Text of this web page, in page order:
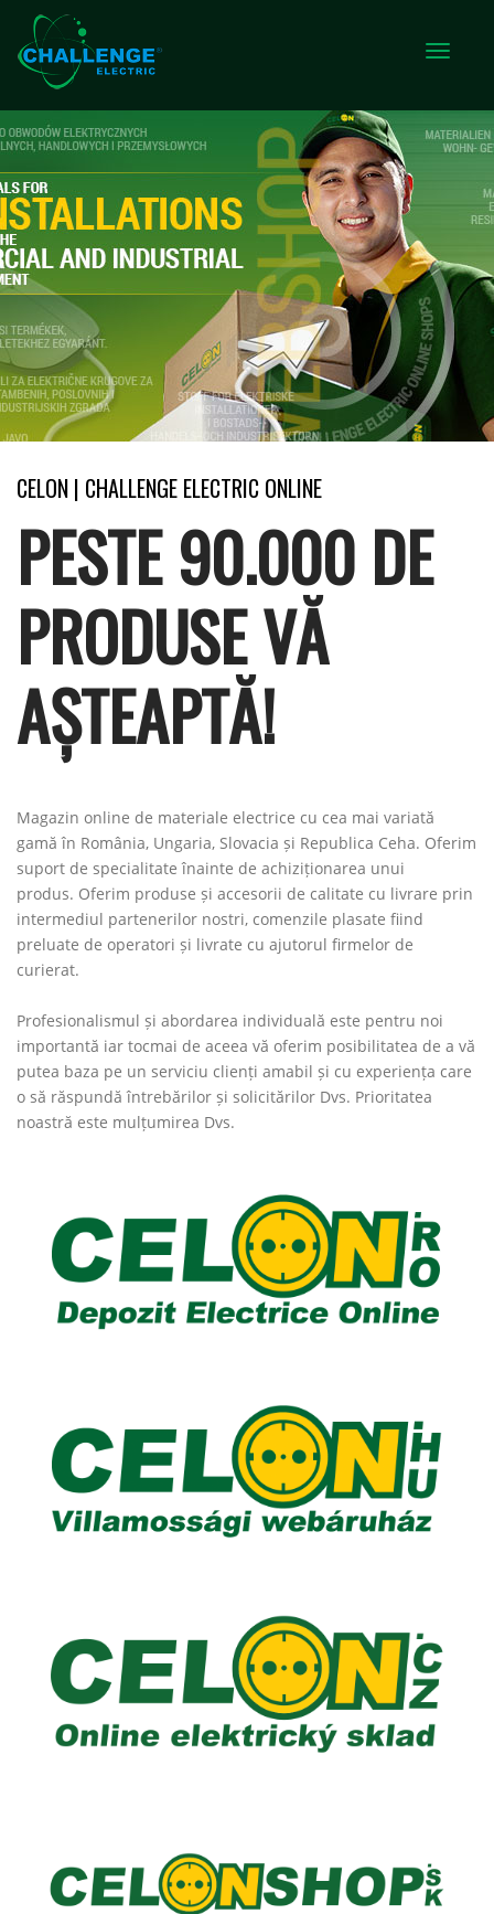
CELON | CHALLENGE ELECTRIC ONLINE
PESTE 90.000 DE
PRODUSE VĂ
AȘTEAPTĂ!
Magazin online de materiale electrice cu cea mai variată
gamă în România, Ungaria, Slovacia și Republica Ceha. Oferim
suport de specialitate înainte de achiziționarea unui
produs. Oferim produse și accesorii de calitate cu livrare prin
intermediul partenerilor nostri, comenzile plasate fiind
preluate de operatori și livrate cu ajutorul firmelor de
curierat.
Profesionalismul și abordarea individuală este pentru noi
importantă iar tocmai de aceea vă oferim posibilitatea de a vă
putea baza pe un serviciu clienți amabil și cu experiența care
o să răspundă întrebărilor și solicitărilor Dvs. Prioritatea
noastră este mulțumirea Dvs.